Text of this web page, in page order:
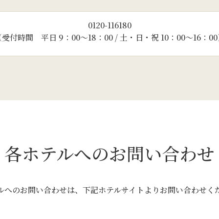
0120-116180
受付時間 平日 9：00～18：00 / 土・日・祝 10：00～16：00
各ホテルへのお問い合わせ
へのお問い合わせは、 下記ホテルサイトよりお問い合わせく